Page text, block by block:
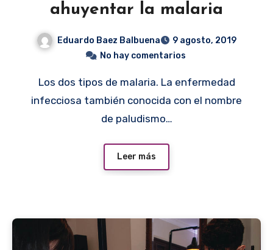
ahuyentar la malaria
Eduardo Baez Balbuena
9 agosto, 2019
No hay comentarios
Los dos tipos de malaria. La enfermedad
infecciosa también conocida con el nombre
de paludismo…
Leer más